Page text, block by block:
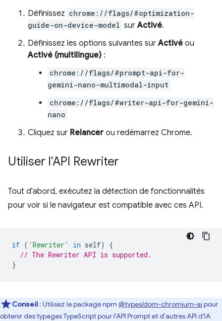
Définissez chrome://flags/#optimization-
guide-on-device-model surActivé.
Définissez les options suivantes surActivé ou
Activé (multilingue) :
chrome://flags/#prompt-api-for-
gemini-nano-multimodal-input
chrome://flags/#writer-api-for-gemini-
nano
Cliquez sur Relancer ou redémarrez Chrome.
Utiliser l'API Rewriter
Tout d'abord, exécutez la détection de fonctionnalités
pour voir si le navigateur est compatible avec ces API.
if ( 'Rewriter' in self)
{
// The Rewriter API is supported.
}
Conseil : Utilisez le package npm @types/dom-chromium-ai pour
obtenir des typages TypeScript pour l'API Prompt et d'autres API d'IA